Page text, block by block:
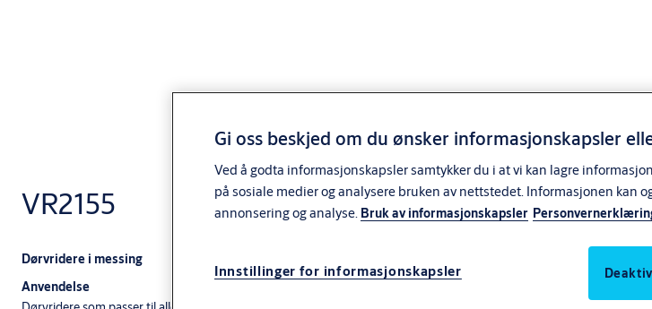
VR2155
Dørvridere i messing
Anvendelse
Gi oss beskjed om du ønsker informasjonskapsler
Ved å godta informasjonskapsler samtykker du i at vi kan lagre
på sosiale medier og analysere bruken av nettstedet. Informasjonen kan
annonsering og analyse. Bruk av informasjonskapsler
Innstillinger for informasjonskapsler